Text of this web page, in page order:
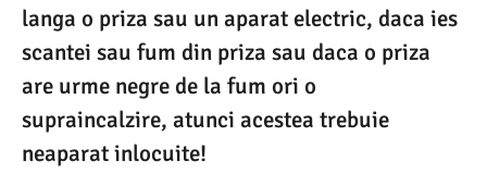
langa o priza sau un aparat electric, daca ies
scantei sau fum din priza sau daca o priza
are urme negre de la fum ori o
supraincalzire, atunci acestea trebuie
neaparat inlocuite!